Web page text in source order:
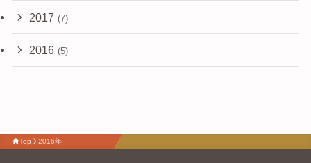
2017 (7)
2016 (5)
Top 2016年